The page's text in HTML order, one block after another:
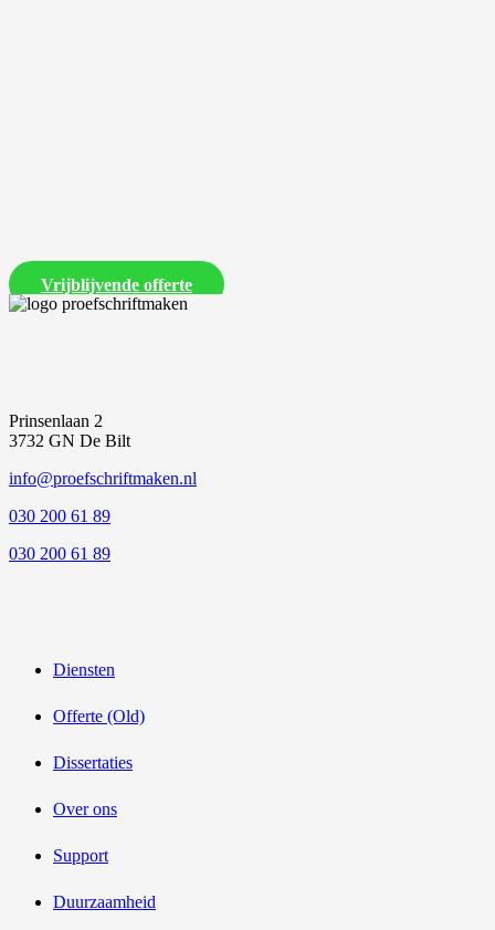
Vrijblijvende offerte
Prinsenlaan 2
3732 GN De Bilt
info@proefschriftmaken.nl
030 200 61 89
030 200 61 89
Diensten
Offerte (Old)
Dissertaties
Over ons
Support
Duurzaamheid